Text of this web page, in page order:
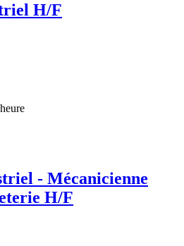
H/F
- Mécanicienne
H/F